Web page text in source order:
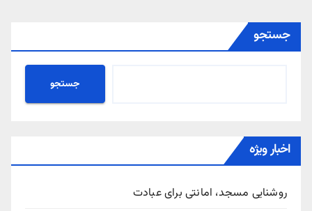
جستجو
جستجو
اخبار ویژه
روشنایی مسجد، امانتی برای عبادت